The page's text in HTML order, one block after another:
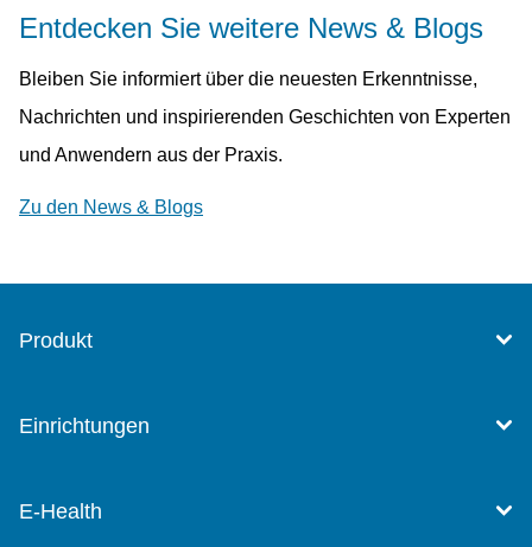
Entdecken Sie weitere News & Blogs
Bleiben Sie informiert über die neuesten Erkenntnisse,
Nachrichten und inspirierenden Geschichten von Experten
und Anwendern aus der Praxis.
Zu den News & Blogs
Produkt
Einrichtungen
E-Health